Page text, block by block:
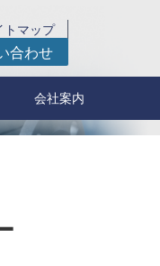
トマップ
合わせ
会社案内